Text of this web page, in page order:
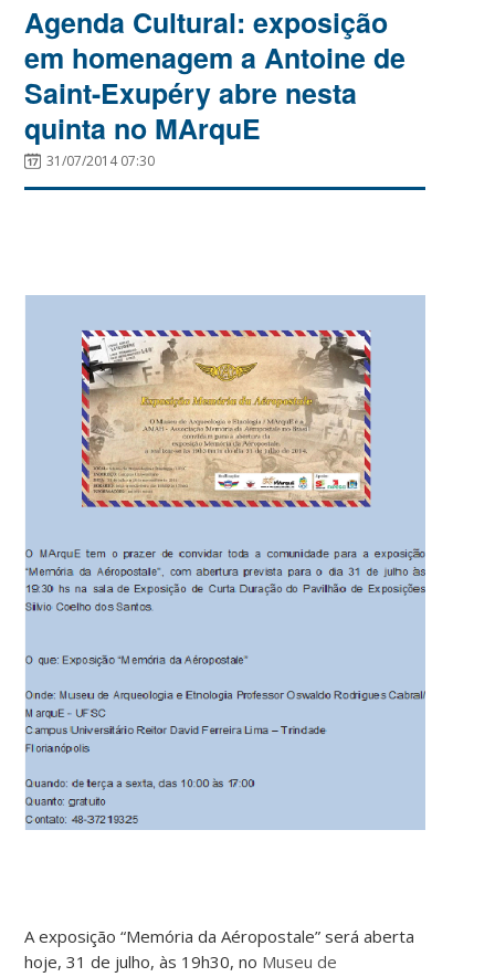
Agenda Cultural: exposição
em homenagem a Antoine de
Saint-Exupéry abre nesta
quinta no MArquE
31/07/2014 07:30
A exposição “Memória da Aéropostale” será aberta
hoje, 31 de julho, às 19h30, no Museu de